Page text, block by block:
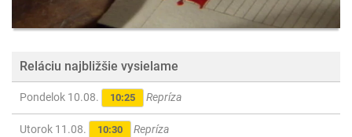
Reláciu najbližšie vysielame
Pondelok 10.08. 10:25 Repríza
Utorok 11.08. 10:30 Repríza